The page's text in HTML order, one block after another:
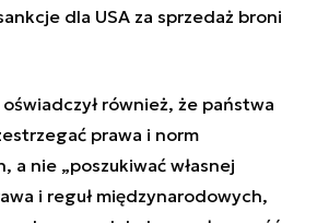
dla USA za sprzedaż broni
również, że państwa
prawa i norm
a nie „poszukiwać własnej
i reguł międzynarodowych,